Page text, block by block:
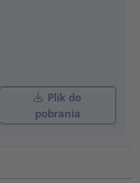
Plik do
pobrania